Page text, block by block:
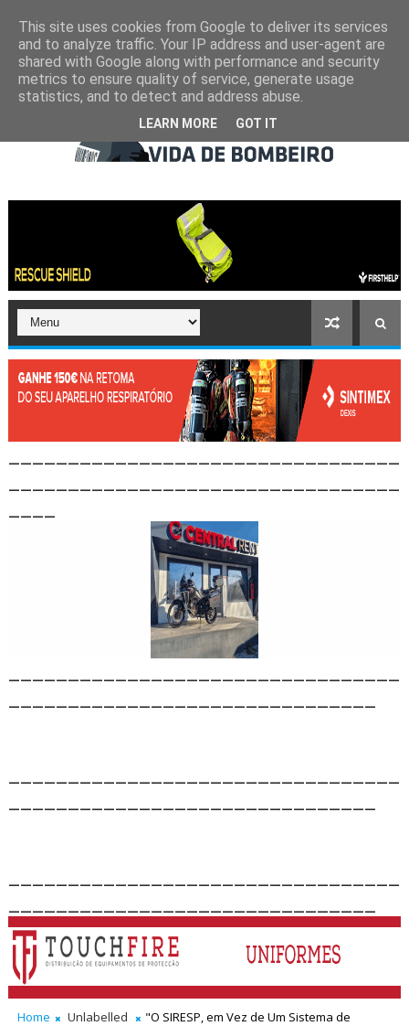
Home Unlabelled
"O SIRESP, em Vez de Um Sistema de
This site uses cookies from Google to deliver its services
and to analyze traffic. Your IP address and user-agent are
shared with Google along with performance and security
metrics to ensure quality of service, generate usage
statistics, and to detect and address abuse.
LEARN MORE GOT IT